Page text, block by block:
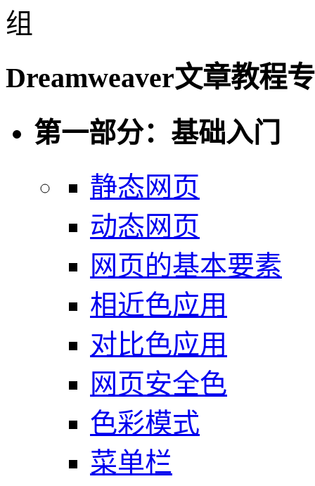
组
Dreamweaver文章教程
第一部分：基础入门
静态网页
动态网页
网页的基本要素
相近色应用
对比色应用
网页安全色
色彩模式
菜单栏